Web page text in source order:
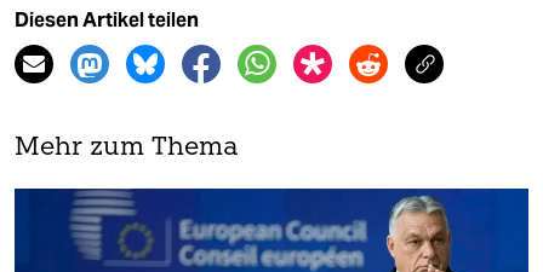
Diesen Artikel teilen
Mehr zum Thema